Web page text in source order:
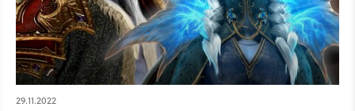
29.11.2022